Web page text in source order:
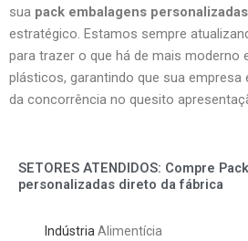
sua pack embalagens personalizadas
estratégico. Estamos sempre
para trazer o que há de mais moderno
plásticos, garantindo que sua
da concorrência no quesito
SETORES ATENDIDOS: Compre
personalizadas direto da fábrica
Indústria Alimentícia